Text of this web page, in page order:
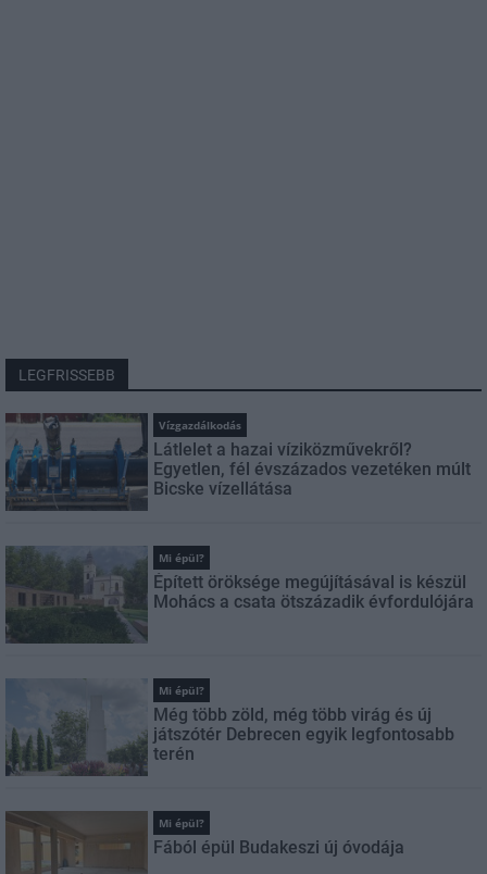
LEGFRISSEBB
Vízgazdálkodás
Látlelet a hazai víziközművekről?
Egyetlen, fél évszázados vezetéken múlt
Bicske vízellátása
Mi épül?
Épített öröksége megújításával is készül
Mohács a csata ötszázadik évfordulójára
Mi épül?
Még több zöld, még több virág és új
játszótér Debrecen egyik legfontosabb
terén
Mi épül?
Fából épül Budakeszi új óvodája